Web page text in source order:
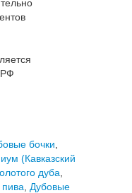
РФ
бочки
(Кавказский
дуба
Дубовые